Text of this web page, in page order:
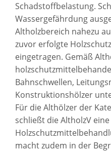
Schadstoffbelastung.
Wassergefährdung
Altholzbereich nahezu
zuvor erfolgte
eingetragen. Gemäß
Bahnschwellen,
Konstruktionshölzer
Für die Althölzer der
schließt die AltholzV eine
macht zudem in der